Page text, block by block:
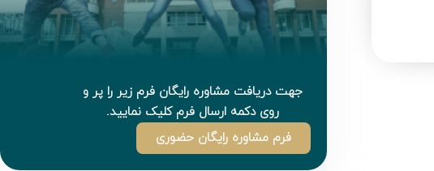
جهت دریافت مشاوره رایگان فرم زیر را پر و
روی دکمه ارسال فرم کلیک نمایید.
فرم مشاوره رایگان حضوری